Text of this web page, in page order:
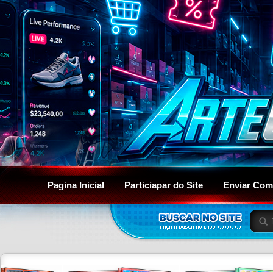
Pagina Inicial Particiapar do Site Enviar